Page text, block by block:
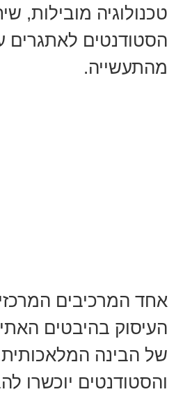
טכנולוגיה מובילות,
הסטודנטים לאתגרים
מהתעשייה.
אחד המרכיבים
העיסוק בהיבטים
של הבינה
והסטודנטים יוכשרו